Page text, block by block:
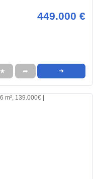
449.000 €
★ ➦ ➜